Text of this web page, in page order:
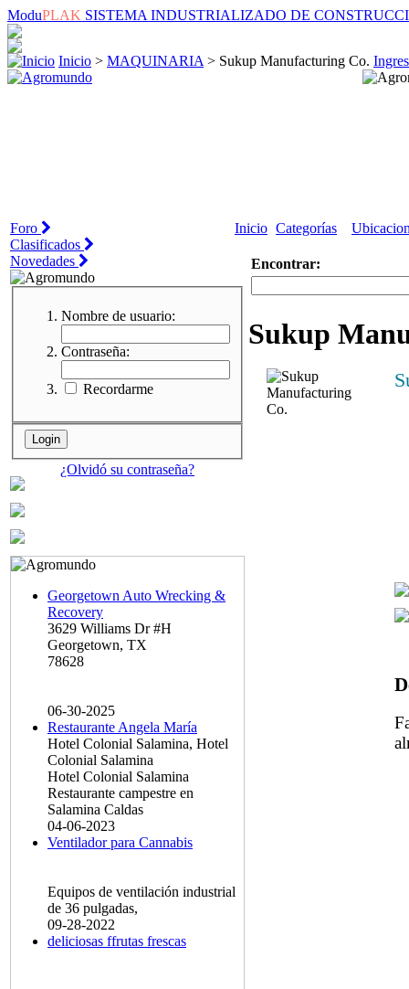
ModuPLAK SISTEMA INDUSTRIALIZADO DE
Inicio > MAQUINARIA > Sukup Manufacturing Co.
Foro
Clasificados
Novedades
Nombre de usuario:
Contraseña:
Recordarme
¿Olvidó su contraseña?
Georgetown Auto Wrecking &
Recovery
3629 Williams Dr #H
Georgetown, TX
78628
06-30-2025
Restaurante Angela María
Hotel Colonial Salamina, Hotel
Colonial Salamina
Hotel Colonial Salamina
Restaurante campestre en
Salamina Caldas
04-06-2023
Ventilador para Cannabis
Equipos de ventilación industrial
de 36 pulgadas,
09-28-2022
deliciosas ffrutas frescas
Inicio Categorías
Encontrar:
Sukup